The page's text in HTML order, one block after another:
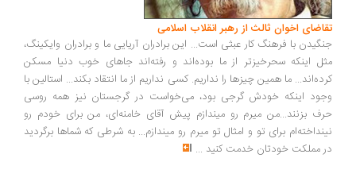
اخوان ثالث از رهبر انقلاب اسلامی
با فرهنگ کار عبثی است... این برادران آریایی ما و برادران وایکینگ،
اینکه سحرخیزتر از ما بوده‌اند و رفته‌اند جاهای خوب دنیا مسکن
ما همین چیزها را نداریم. کسی نداریم از ما انتقاد بکند... استالین با
اینکه خودش گرجی بود، می‌خواست در گرجستان نیز همه روسی
بزنند...من میرم رو میندازم پیش آقای خامنه‌ای، من برای خودم رو
برای تو و امثال تو میرم رو میندازم... به شرطی که شماها برگردید
مملکت خودتان خدمت کنید...